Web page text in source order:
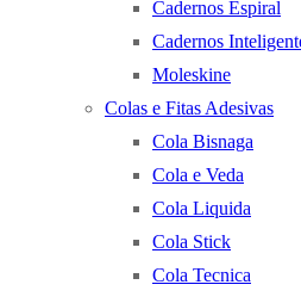
Cadernos Espiral
Cadernos
Moleskine
Colas e Fitas Adesivas
Cola Bisnaga
Cola e Veda
Cola Liquida
Cola Stick
Cola Tecnica